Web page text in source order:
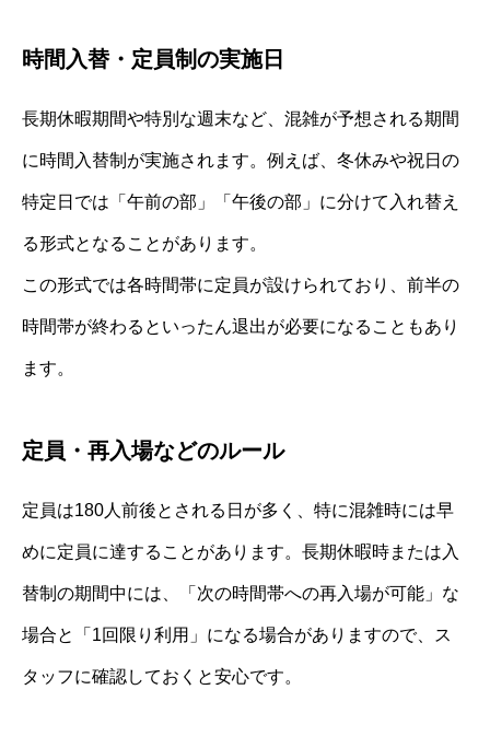
時間入替・定員制の実施日
長期休暇期間や特別な週末など、混雑が予想される期間
に時間入替制が実施されます。例えば、冬休みや祝日の
特定日では「午前の部」「午後の部」に分けて入れ替え
る形式となることがあります。
この形式では各時間帯に定員が設けられており、前半の
時間帯が終わるといったん退出が必要になることもあり
ます。
定員・再入場などのルール
定員は180人前後とされる日が多く、特に混雑時には早
めに定員に達することがあります。長期休暇時または入
替制の期間中には、「次の時間帯への再入場が可能」な
場合と「1回限り利用」になる場合がありますので、ス
タッフに確認しておくと安心です。